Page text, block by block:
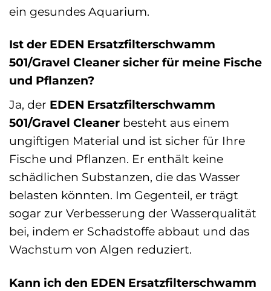
ein gesundes Aquarium.
Ist der EDEN Ersatzfilterschwamm
501/Gravel Cleaner sicher für meine Fische
und Pflanzen?
Ja, der EDEN Ersatzfilterschwamm
501/Gravel Cleaner besteht aus einem
ungiftigen Material und ist sicher für Ihre
Fische und Pflanzen. Er enthält keine
schädlichen Substanzen, die das Wasser
belasten könnten. Im Gegenteil, er trägt
sogar zur Verbesserung der Wasserqualität
bei, indem er Schadstoffe abbaut und das
Wachstum von Algen reduziert.
Kann ich den EDEN Ersatzfilterschwamm